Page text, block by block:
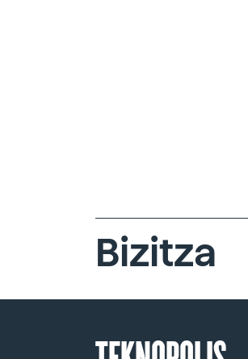
Bizitza